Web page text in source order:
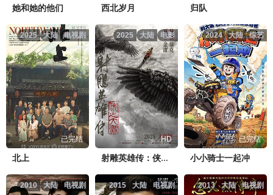
她和她的他们 西北岁月 归队
电视剧
大陆
2025
已完结
北上
电影
大陆
2025
HD
射雕英雄传：侠之大者
综艺
大陆
2024
已完结
小小骑士一起冲
电视剧
大陆
2010 电视剧
大陆
2015 电视剧
大陆
2013